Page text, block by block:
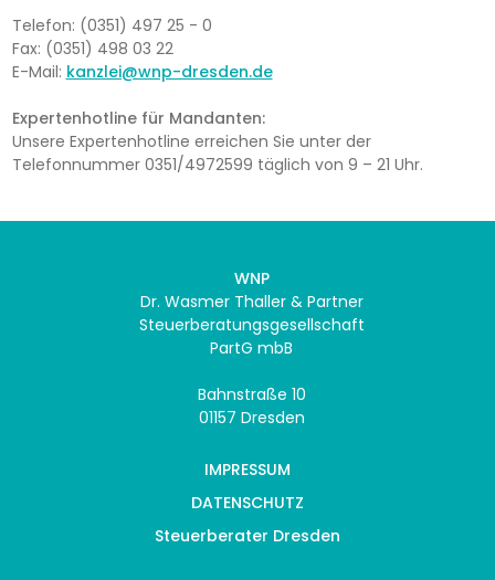
Telefon: (0351) 497 25 - 0
Fax: (0351) 498 03 22
E-Mail: kanzlei@wnp-dresden.de
Expertenhotline für Mandanten:
Unsere Expertenhotline erreichen Sie unter der
Telefonnummer 0351/4972599 täglich von 9 – 21 Uhr.
WNP
Dr. Wasmer Thaller & Partner
Steuerberatungsgesellschaft
PartG mbB
Bahnstraße 10
01157 Dresden
IMPRESSUM
DATENSCHUTZ
Steuerberater Dresden